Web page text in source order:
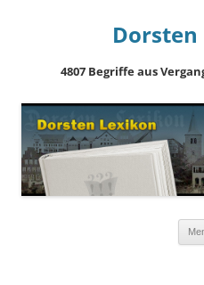
4807 Begriffe aus